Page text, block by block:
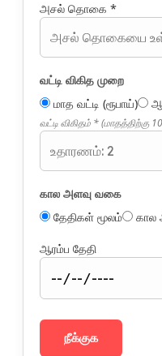
அசல் தொகை *
வட்டி விகித முறை
மாத வட்டி (ரூபாய்)
வட்டி விகிதம் * (மாதத்திற்கு
கால அளவு வகை
தேதிகள் மூலம்
கால
ஆரம்ப தேதி
நீக்குக